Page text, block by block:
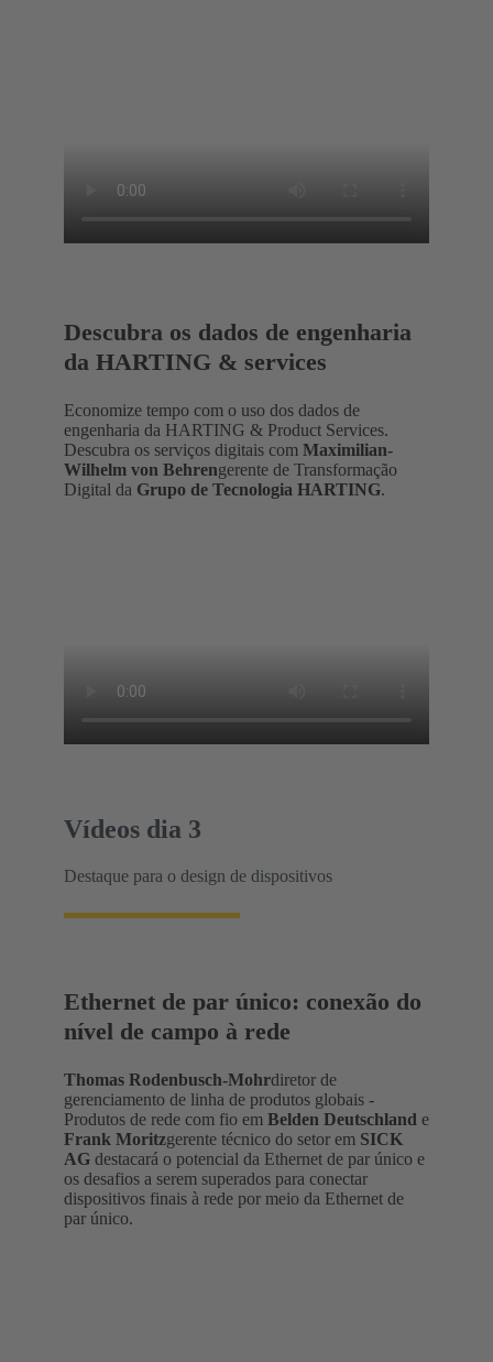
Descubra os dados de engenharia
da HARTING & services
Economize tempo com o uso dos dados de
engenharia da HARTING & Product Services.
Descubra os serviços digitais com Maximilian-
Wilhelm von Behrengerente de Transformação
Digital da Grupo de Tecnologia HARTING.
Vídeos dia 3
Destaque para o design de dispositivos
Ethernet de par único: conexão do
nível de campo à rede
Thomas Rodenbusch-Mohrdiretor de
gerenciamento de linha de produtos globais -
Produtos de rede com fio em Belden Deutschland e
Frank Moritzgerente técnico do setor em SICK
AG destacará o potencial da Ethernet de par único e
os desafios a serem superados para conectar
dispositivos finais à rede por meio da Ethernet de
par único.